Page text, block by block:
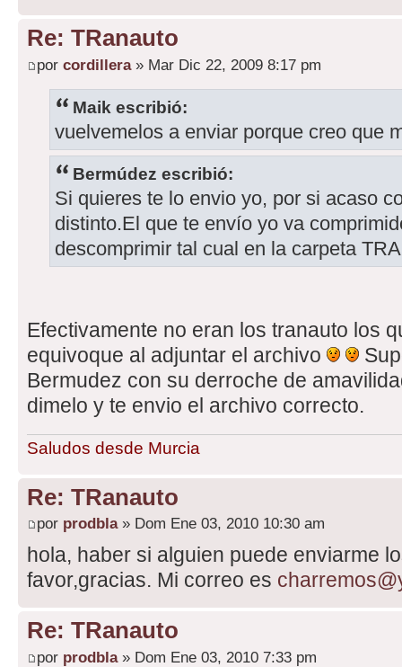
Re: TRanauto
por cordillera» Mar Dic 22, 2009 8:17 pm
Maik escribió:
vuelvemelos a enviar porque creo que
Bermúdez escribió:
Si quieres te lo envio yo, por si acaso
distinto.El que te envío yo va
descomprimir tal cual en la carpeta
Efectivamente no eran los tranauto los
equivoque al adjuntar el archivo
Bermudez con su derroche de
dimelo y te envio el archivo correcto.
Saludos desde Murcia
Re: TRanauto
por prodbla» Dom Ene 03, 2010 10:30 am
hola, haber si alguien puede enviarme
favor,gracias. Mi correo es
Re: TRanauto
por prodbla» Dom Ene 03, 2010 7:33 pm